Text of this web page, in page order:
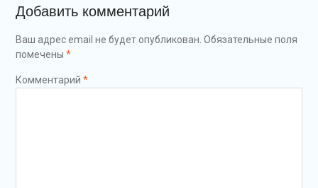
Добавить комментарий
Ваш адрес email не будет опубликован. Обязательные поля
помечены *
Комментарий *